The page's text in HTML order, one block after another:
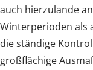
auch hierzulande
Winterperioden als
die ständige
großflächige